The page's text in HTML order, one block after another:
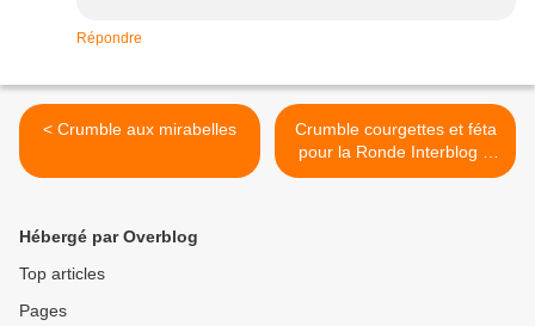
Répondre
< Crumble aux mirabelles
Crumble courgettes et féta
pour la Ronde Interblog #
30 >
Hébergé par Overblog
Top articles
Pages